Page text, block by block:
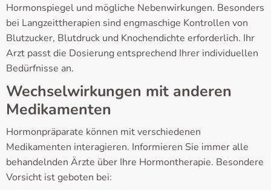
Hormonspiegel und mögliche Nebenwirkungen. Besonders
bei Langzeittherapien sind engmaschige Kontrollen von
Blutzucker, Blutdruck und Knochendichte erforderlich. Ihr
Arzt passt die Dosierung entsprechend Ihrer individuellen
Bedürfnisse an.
Wechselwirkungen mit anderen
Medikamenten
Hormonpräparate können mit verschiedenen
Medikamenten interagieren. Informieren Sie immer alle
behandelnden Ärzte über Ihre Hormontherapie. Besondere
Vorsicht ist geboten bei: